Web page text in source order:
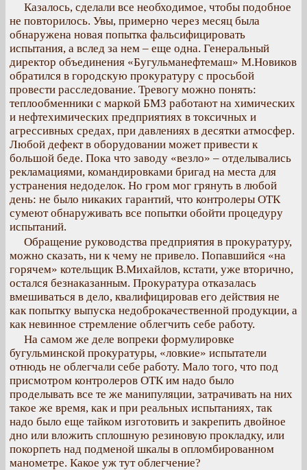
Казалось, сделали все необходимое, чтобы подобное
не повторилось. Увы, примерно через месяц была
обнаружена новая попытка фальсифицировать
испытания, а вслед за нем – еще одна. Генеральный
директор объединения «Бугульманефтемаш» М.Новиков
обратился в городскую прокуратуру с просьбой
провести расследование. Тревогу можно понять:
теплообменники с маркой БМЗ работают на химических
и нефтехимических предприятиях в токсичных и
агрессивных средах, при давлениях в десятки атмосфер.
Любой дефект в оборудовании может привести к
большой беде. Пока что заводу «везло» – отделывались
рекламациями, командировками бригад на места для
устранения недоделок. Но гром мог грянуть в любой
день: не было никаких гарантий, что контролеры ОТК
сумеют обнаруживать все попытки обойти процедуру
испытаний.
Обращение руководства предприятия в прокуратуру,
можно сказать, ни к чему не привело. Попавшийся «на
горячем» котельщик В.Михайлов, кстати, уже вторично,
остался безнаказанным. Прокуратура отказалась
вмешиваться в дело, квалифицировав его действия не
как попытку выпуска недоброкачественной продукции, а
как невинное стремление облегчить себе работу.
На самом же деле вопреки формулировке
бугульминской прокуратуры, «ловкие» испытатели
отнюдь не облегчали себе работу. Мало того, что под
присмотром контролеров ОТК им надо было
проделывать все те же манипуляции, затрачивать на них
такое же время, как и при реальных испытаниях, так
надо было еще тайком изготовить и закрепить двойное
дно или вложить сплошную резиновую прокладку, или
покорпеть над подменой шкалы в опломбированном
манометре. Какое уж тут облегчение?